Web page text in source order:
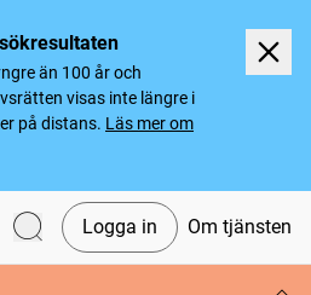
än 100 år och
visas inte längre i
på distans. Läs mer om
Logga in Om tjänsten